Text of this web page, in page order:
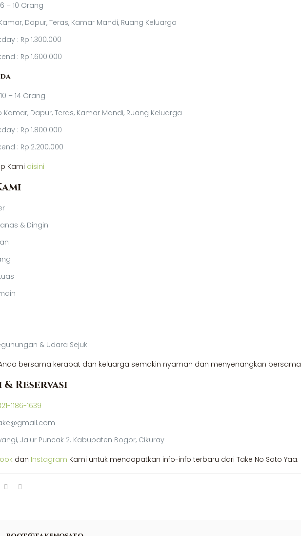
– 10 Orang
Dapur, Teras, Kamar Mandi, Ruang Keluarga
: Rp.1.300.000
: Rp.1.600.000
– 14 Orang
Kamar, Dapur, Teras, Kamar Mandi, Ruang Keluarga
: Rp.1.800.000
: Rp.2.200.000
Kami disini
& Dingin
& Udara Sejuk
bersama kerabat dan keluarga semakin nyaman dan menyenangkan bersama
Reservasi
1186-1639
Jalur Puncak 2. Kabupaten Bogor, Cikuray
dan Instagram Kami untuk mendapatkan info-info terbaru dari Take No Sato Yaa.